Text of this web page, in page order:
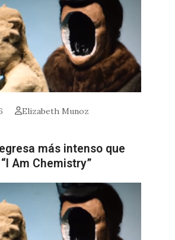
Elizabeth Munoz
más intenso que
Am Chemistry”